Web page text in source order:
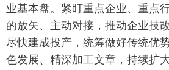
业基本盘。紧盯重点企业、重点
的放矢、主动对接，推动企业技
尽快建成投产，统筹做好传统优
色发展、精深加工文章，持续扩